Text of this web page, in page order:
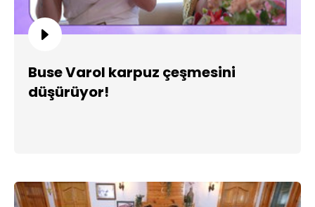
Buse Varol karpuz çeşmesini
düşürüyor!